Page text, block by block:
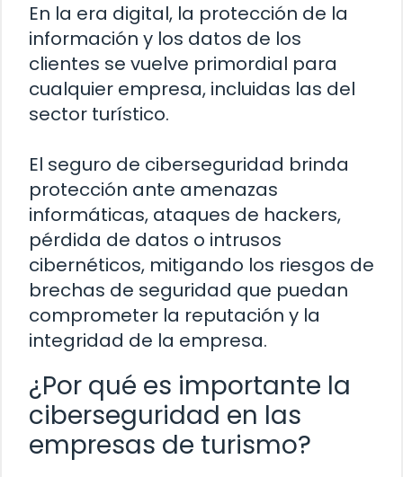
En la era digital, la protección de la
información y los datos de los
clientes se vuelve primordial para
cualquier empresa, incluidas las del
sector turístico.
El seguro de ciberseguridad brinda
protección ante amenazas
informáticas, ataques de hackers,
pérdida de datos o intrusos
cibernéticos, mitigando los riesgos de
brechas de seguridad que puedan
comprometer la reputación y la
integridad de la empresa.
¿Por qué es importante la
ciberseguridad en las
empresas de turismo?